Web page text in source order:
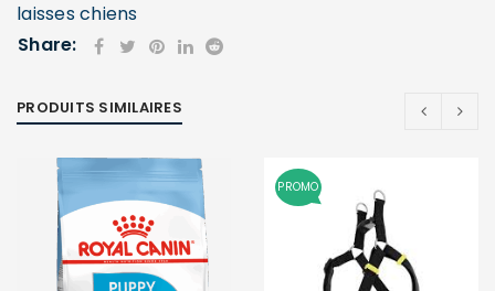
de passe *
Se souvenir de moi
SE CONNECTER
DE PASSE PERDU ?
laisses chiens
Share:
PRODUITS SIMILAIRES
PROMO